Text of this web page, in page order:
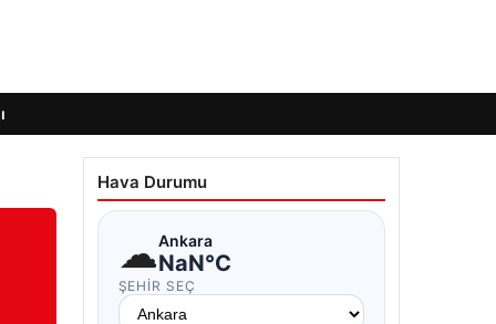
Hava Durumu
☁Ankara
NaN°C
ŞEHIR SEÇ